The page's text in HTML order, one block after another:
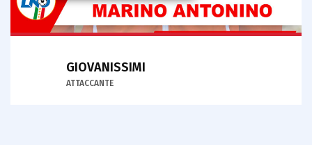
GIOVANISSIMI
ATTACCANTE